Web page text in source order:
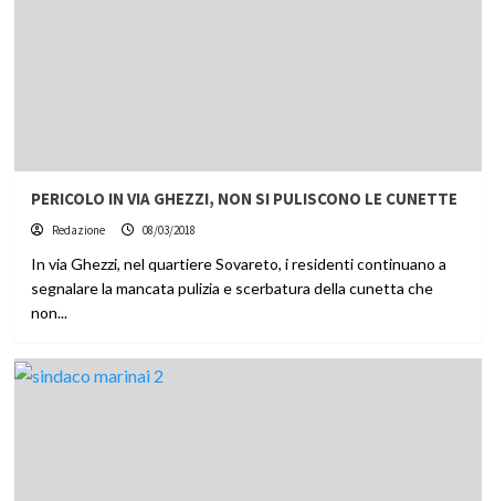
PERICOLO IN VIA GHEZZI, NON SI PULISCONO LE CUNETTE
Redazione 08/03/2018
In via Ghezzi, nel quartiere Sovareto, i residenti continuano a
segnalare la mancata pulizia e scerbatura della cunetta che
non...